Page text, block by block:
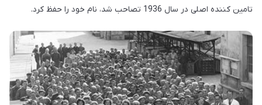
تامین کننده اصلی در سال 1936 تصاحب شد، نام خود را حفظ کرد.